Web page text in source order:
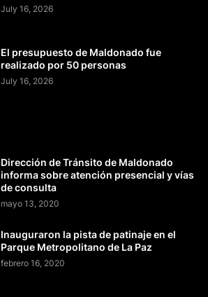
July 16, 2026
El presupuesto de Maldonado fue
realizado por 50 personas
July 16, 2026
Dirección de Tránsito de Maldonado
informa sobre atención presencial y vías
de consulta
mayo 13, 2020
Inauguraron la pista de patinaje en el
Parque Metropolitano de La Paz
febrero 16, 2020